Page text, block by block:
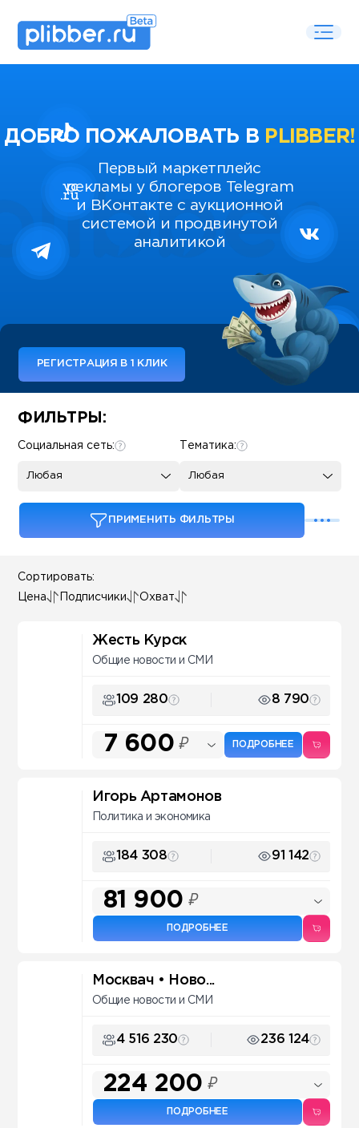
ДОБРО ПОЖАЛОВАТЬ В PLIBBER!
Первый маркетплейс
рекламы у блогеров Telegram
и ВКонтакте с аукционной
системой и продвинутой
аналитикой
РЕГИСТРАЦИЯ В 1 КЛИК
Some SEO Title
ФИЛЬТРЫ:
Тематика:
Любая
Социальная сеть:
Любая
ПРИМЕНИТЬ ФИЛЬТРЫ
Сортировать:
Цена Подписчики Охват
Жесть Курск
Общие новости и СМИ
109 280 8 790
7 600 ₽ ПОДРОБНЕЕ
Игорь Артамонов
Политика и экономика
184 308 91 142
81 900 ₽
ПОДРОБНЕЕ
Москвач • Ново...
Общие новости и СМИ
4 516 230 236 124
224 200 ₽
ПОДРОБНЕЕ